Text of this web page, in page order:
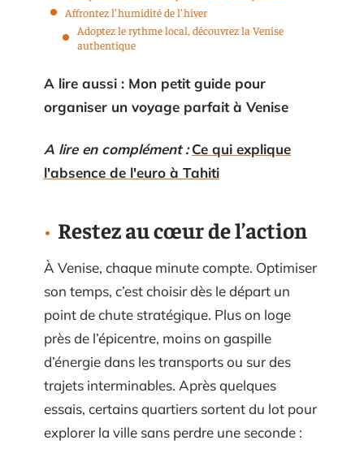
Affrontez l’humidité de l’hiver
Adoptez le rythme local, découvrez la Venise
authentique
A lire aussi : Mon petit guide pour
organiser un voyage parfait à Venise
A lire en complément : Ce qui explique
l'absence de l'euro à Tahiti
Restez au cœur de l’action
À Venise, chaque minute compte. Optimiser
son temps, c’est choisir dès le départ un
point de chute stratégique. Plus on loge
près de l’épicentre, moins on gaspille
d’énergie dans les transports ou sur des
trajets interminables. Après quelques
essais, certains quartiers sortent du lot pour
explorer la ville sans perdre une seconde :